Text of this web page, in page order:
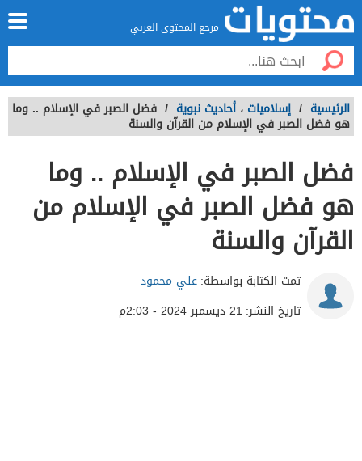
مرجع المحتوى العربي
الرئيسية / إسلاميات ، أحاديث نبوية / فضل الصبر في الإسلام .. وما
هو فضل الصبر في الإسلام من القرآن والسنة
فضل الصبر في الإسلام .. وما
هو فضل الصبر في الإسلام من
القرآن والسنة
تمت الكتابة بواسطة:علي محمود
تاريخ النشر: 21 ديسمبر 2024 - 2:03م